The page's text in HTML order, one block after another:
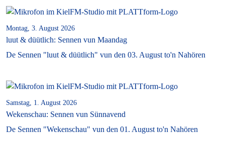
Montag, 3. August 2026
luut & düütlich: Sennen vun Maandag
De Sennen "luut & düütlich" vun den 03. August to'n Nahören
Samstag, 1. August 2026
Wekenschau: Sennen vun Sünnavend
De Sennen "Wekenschau" vun den 01. August to'n Nahören